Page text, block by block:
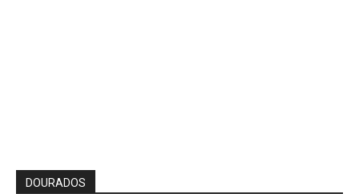
DOURADOS